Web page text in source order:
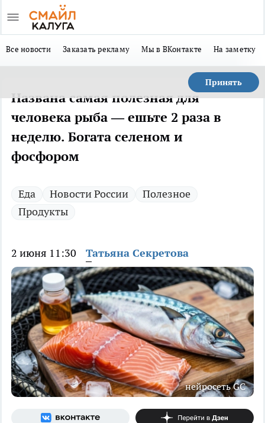
Все новости Заказать рекламу Мы в ВКонтакте На заметку
Принять
Названа самая полезная для
человека рыба — ешьте 2 раза в
неделю. Богата селеном и
фосфором
Еда Новости России
Полезное
Продукты
2 июня 11:30 Татьяна Секретова
нейросеть GС